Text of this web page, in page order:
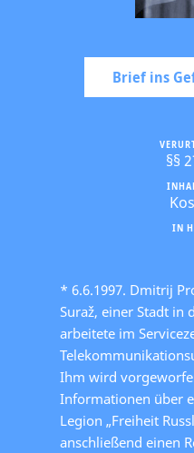
Brief ins
IN
§§
* 6.6.1997. Dmitrij
Suraž, einer Stadt in
arbeitete im
Ihm wird
Informationen über
Legion „Freiheit
anschließend einen